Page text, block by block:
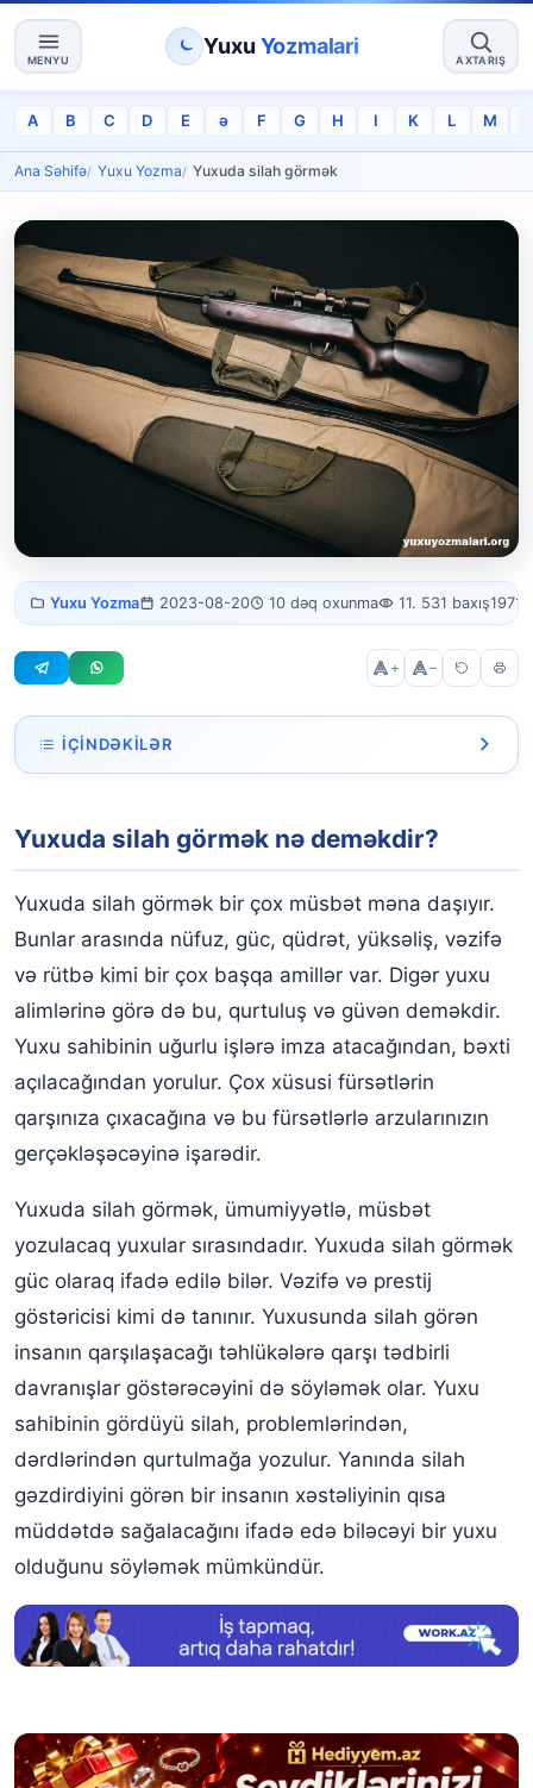
MENYU
Yuxu Yozmalari
AXTARIŞ
A B C D E ə F G H I K L M
Ana Səhifə Yuxu Yozma Yuxuda silah görmək
Yuxuda silah
görmək
Yuxu Yozma 2023-08-20 10 dəq oxunma 11. 531 baxış1971
+ –
İÇINDƏKILƏR
Yuxuda birinin əlində silah görmək
Yuxuda silah ilə atəş açmaq
Yuxuda silah almaq
Yuxuda silah gəzdirdiyini görmək
Yuxuda oyuncaq silah görmək
Yuxuda birinin silahdan yaralandığını görmək
Yuxuda sevdiyi adamı silahla vurduğunu görmək
Yuxuda silahdan istifadə etmək
Yuxuda silah görmək nə deməkdir?
Yuxuda silah görmək bir çox müsbət məna daşıyır.
Bunlar arasında nüfuz, güc, qüdrət, yüksəliş, vəzifə
və rütbə kimi bir çox başqa amillər var. Digər yuxu
alimlərinə görə də bu, qurtuluş və güvən deməkdir.
Yuxu sahibinin uğurlu işlərə imza atacağından, bəxti
açılacağından yorulur. Çox xüsusi fürsətlərin
qarşınıza çıxacağına və bu fürsətlərlə arzularınızın
gerçəkləşəcəyinə işarədir.
Yuxuda silah görmək, ümumiyyətlə, müsbət
yozulacaq yuxular sırasındadır. Yuxuda silah görmək
güc olaraq ifadə edilə bilər. Vəzifə və prestij
göstəricisi kimi də tanınır. Yuxusunda silah görən
insanın qarşılaşacağı təhlükələrə qarşı tədbirli
davranışlar göstərəcəyini də söyləmək olar. Yuxu
sahibinin gördüyü silah, problemlərindən,
dərdlərindən qurtulmağa yozulur. Yanında silah
gəzdirdiyini görən bir insanın xəstəliyinin qısa
müddətdə sağalacağını ifadə edə biləcəyi bir yuxu
olduğunu söyləmək mümkündür.